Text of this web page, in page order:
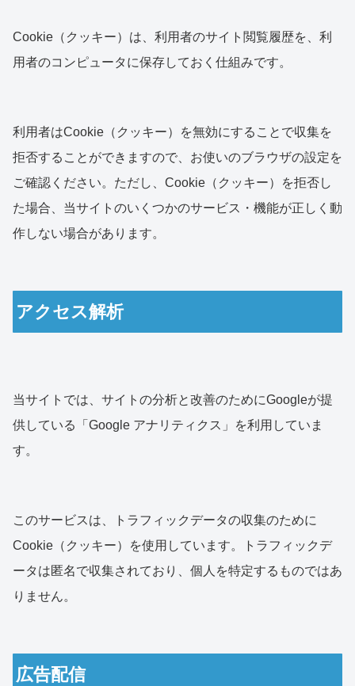
Cookie（クッキー）は、利用者のサイト閲覧履歴を、利
用者のコンピュータに保存しておく仕組みです。
利用者はCookie（クッキー）を無効にすることで収集を
拒否することができますので、お使いのブラウザの設定を
ご確認ください。ただし、Cookie（クッキー）を拒否し
た場合、当サイトのいくつかのサービス・機能が正しく動
作しない場合があります。
アクセス解析
当サイトでは、サイトの分析と改善のためにGoogleが提
供している「Google アナリティクス」を利用していま
す。
このサービスは、トラフィックデータの収集のために
Cookie（クッキー）を使用しています。トラフィックデ
ータは匿名で収集されており、個人を特定するものではあ
りません。
広告配信